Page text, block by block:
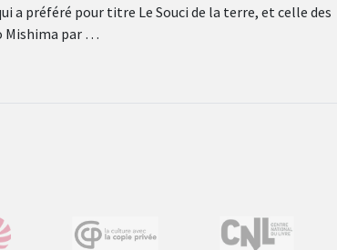
a préféré pour titre Le Souci de la terre, et celle des
Mishima par …